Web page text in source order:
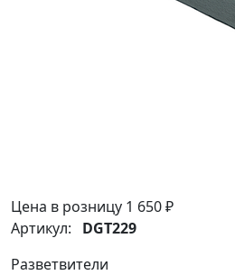
Цена в розницу 1 650 ₽
Артикул: DGT229
Разветвители